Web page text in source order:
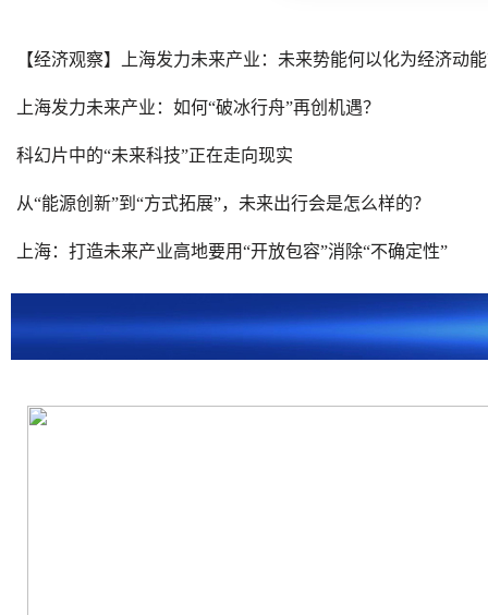
【经济观察】上海发力未来产业：未来势能何以化为经济动
上海发力未来产业：如何“破冰行舟”再创机遇？
科幻片中的“未来科技”正在走向现实
从“能源创新”到“方式拓展”，未来出行会是怎么样的？
上海：打造未来产业高地要用“开放包容”消除“不确定性”